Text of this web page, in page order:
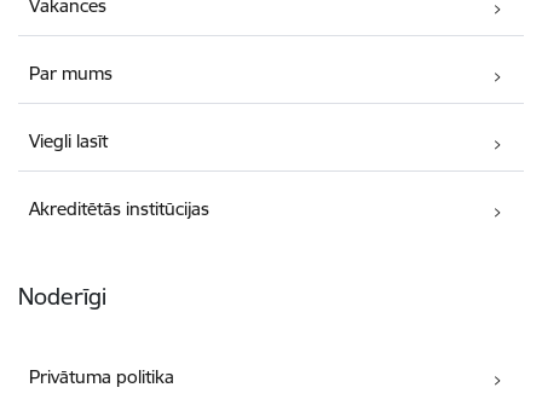
Vakances
Par mums
Viegli lasīt
Akreditētās institūcijas
Noderīgi
Privātuma politika